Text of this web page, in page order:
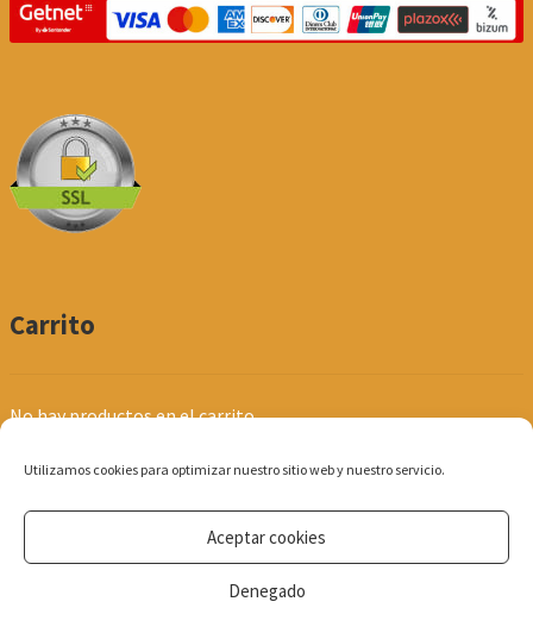
Utilizamos cookies para optimizar nuestro sitio web y nuestro servicio.
Aceptar cookies
Denegado
Carrito
No hay productos en el carrito.
© Produpel | Productos de Peluquería y Estética 2026